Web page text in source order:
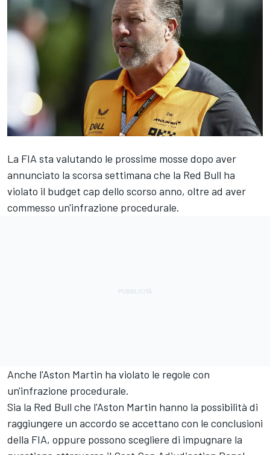
La FIA sta valutando le prossime mosse dopo aver
annunciato la scorsa settimana che la Red Bull ha
violato il budget cap dello scorso anno, oltre ad aver
commesso un'infrazione procedurale.
Anche l'Aston Martin ha violato le regole con
un'infrazione procedurale.
Sia la Red Bull che l'Aston Martin hanno la possibilità di
raggiungere un accordo se accettano con le conclusioni
della FIA, oppure possono scegliere di impugnare la